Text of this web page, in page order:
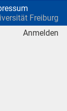
Freiburg
Anmelden